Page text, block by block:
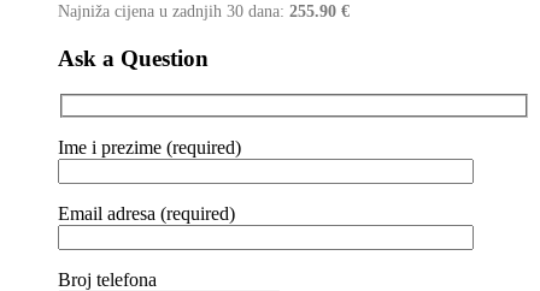
Najniža cijena u zadnjih 30 dana: 255.90 €
Ask a Question
Ime i prezime (required)
Email adresa (required)
Broj telefona